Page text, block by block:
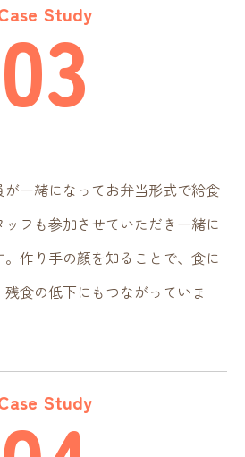
Study
03
一緒になってお弁当形式で給食
フも参加させていただき一緒に
作り手の顔を知ることで、食に
食の低下にもつながっていま
Study